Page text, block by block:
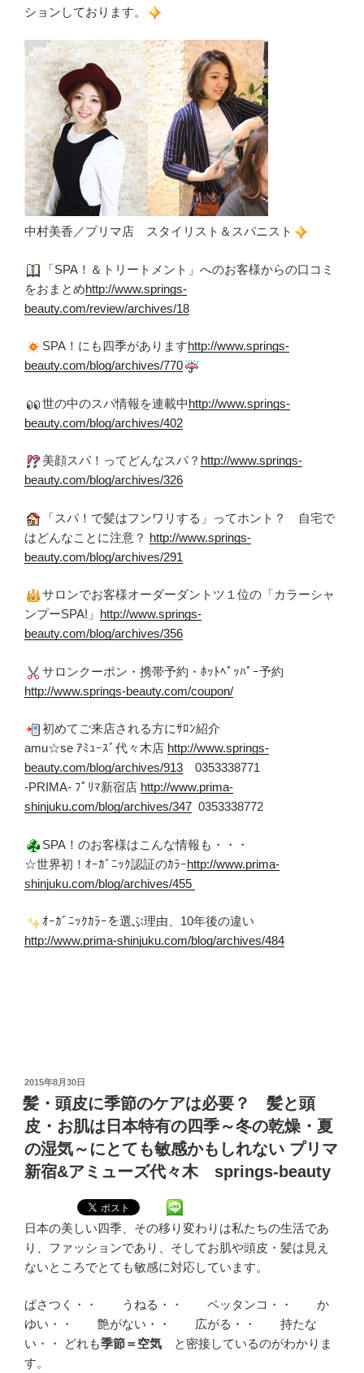
ションしております。
中村美香／プリマ店 スタイリスト＆スパニスト
「SPA！＆トリートメント」へのお客様からの口コミ
をおまとめhttp://www.springs-
beauty.com/review/archives/18
SPA！にも四季がありますhttp://www.springs-
beauty.com/blog/archives/770
世の中のスパ情報を連載中http://www.springs-
beauty.com/blog/archives/402
美顔スパ！ってどんなスパ？ http://www.springs-
beauty.com/blog/archives/326
「スパ！で髪はフンワリする」ってホント？ 自宅で
はどんなことに注意？ http://www.springs-
beauty.com/blog/archives/291
サロンでお客様オーダーダントツ１位の「カラーシャ
ンプーSPA!」 http://www.springs-
beauty.com/blog/archives/356
サロンクーポン・携帯予約・ﾎｯﾄﾍﾟｯﾊﾟｰ予約
http://www.springs-beauty.com/coupon/
初めてご来店される方にｻﾛﾝ紹介
amu☆se ｱﾐｭｰｽﾞ代々木店 http://www.springs-
beauty.com/blog/archives/913 0353338771
-PRIMA- ﾌﾟﾘﾏ新宿店 http://www.prima-
shinjuku.com/blog/archives/347 0353338772
SPA！のお客様はこんな情報も・・・
☆世界初！ｵｰｶﾞﾆｯｸ認証のｶﾗｰhttp://www.prima-
shinjuku.com/blog/archives/455
ｵｰｶﾞﾆｯｸｶﾗｰを選ぶ理由、10年後の違い
http://www.prima-shinjuku.com/blog/archives/484
投
稿
日:
2015年8月30日
髪・頭皮に季節のケアは必要？ 髪と頭
皮・お肌は日本特有の四季～冬の乾燥・夏
の湿気～にとても敏感かもしれない プリマ
新宿&アミューズ代々木 springs-beauty
日本の美しい四季、その移り変わりは私たちの生活であ
り、ファッションであり、そしてお肌や頭皮・髪は見え
ないところでとても敏感に対応しています。
ぱさつく・・ うねる・・ ペッタンコ・・ か
ゆい・・ 艶がない・・ 広がる・・ 持たな
い・・ どれも季節＝空気 と密接しているのがわかりま
す。